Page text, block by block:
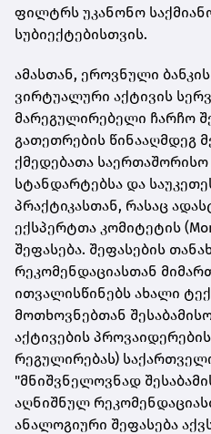
ფილტრს უკანონო
სუბიექტებისთვის.
ამასთან, ეროვნული
ვირტუალური აქტივის
მარეგულირებელი ჩარჩო
გათეთრების წინააღმდეგ
ქმედებათა საერთაშორისო
სტანდარტებსა და
პრაქტიკასთან, რასაც
ექსპერტთა კომიტეტის
შეფასება. შეფასების
რეკომენდაციასთან
ითვალისწინებს ახალი
მოთხოვნებთან
აქტივების პროვაიდერების
რეგულირებას)
"მნიშვნელოვნად
აღნიშნულ
ანალოგიური შეფასება